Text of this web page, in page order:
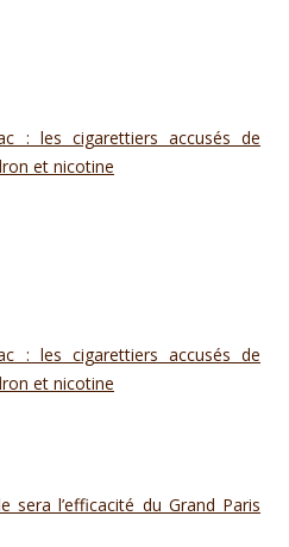
: les cigarettiers accusés de
et nicotine
: les cigarettiers accusés de
et nicotine
sera l’efficacité du Grand Paris